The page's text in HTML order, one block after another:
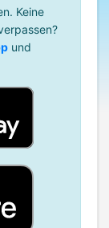
Keine
und